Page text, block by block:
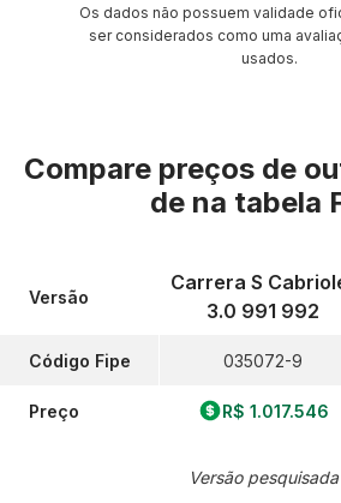
Os dados não possuem validade
ser considerados como uma
usados.
Compare preços de
de na tabela
Versão
Código Fipe
Preço
Carrera S
3.0 991 992
035072-9
R$ 1.017.546
Versão pesquisada